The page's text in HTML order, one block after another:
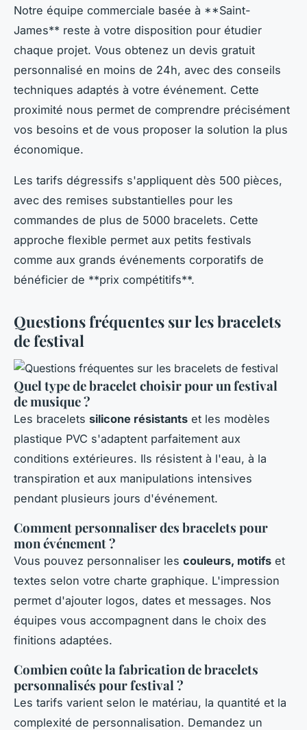
Notre équipe commerciale basée à **Saint-
James** reste à votre disposition pour étudier
chaque projet. Vous obtenez un devis gratuit
personnalisé en moins de 24h, avec des conseils
techniques adaptés à votre événement. Cette
proximité nous permet de comprendre précisément
vos besoins et de vous proposer la solution la plus
économique.
Les tarifs dégressifs s'appliquent dès 500 pièces,
avec des remises substantielles pour les
commandes de plus de 5000 bracelets. Cette
approche flexible permet aux petits festivals
comme aux grands événements corporatifs de
bénéficier de **prix compétitifs**.
Questions fréquentes sur les bracelets
de festival
Quel type de bracelet choisir pour un festival
de musique ?
Les bracelets silicone résistants et les modèles
plastique PVC s'adaptent parfaitement aux
conditions extérieures. Ils résistent à l'eau, à la
transpiration et aux manipulations intensives
pendant plusieurs jours d'événement.
Comment personnaliser des bracelets pour
mon événement ?
Vous pouvez personnaliser les couleurs, motifs et
textes selon votre charte graphique. L'impression
permet d'ajouter logos, dates et messages. Nos
équipes vous accompagnent dans le choix des
finitions adaptées.
Combien coûte la fabrication de bracelets
personnalisés pour festival ?
Les tarifs varient selon le matériau, la quantité et la
complexité de personnalisation. Demandez un